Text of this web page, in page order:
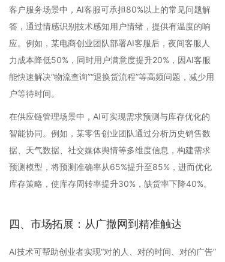
客户服务场景中，AI客服可承担80%以上的常见问题解
答，通过情感识别技术感知用户情绪，提供有温度的响
应。例如，某电商创业团队部署AI客服后，夜间客服人
力成本降低50%，同时用户满意度提升20%，因AI客服
能快速解决“物流查询”“退换货流程”等高频问题，减少用
户等待时间。
在供应链管理场景中，AI可实现需求预测与库存优化的
智能协同。例如，某零售创业团队通过分析历史销售数
据、天气数据、社交媒体舆情等多维度信息，构建需求
预测模型，将预测准确率从65%提升至85%，进而优化
库存策略，使库存周转率提升30%，缺货率下降40%。
四、市场拓展：从广撒网到精准触达
AI技术可帮助创业者实现“对的人、对的时间、对的广告”